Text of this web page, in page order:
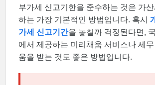
부가세 신고기한을 준수하는 것은 가산
하는 가장 기본적인 방법입니다. 혹시
가세 신고기간을 놓칠까 걱정된다면,
에서 제공하는 미리채움 서비스나 세
움을 받는 것도 좋은 방법입니다.